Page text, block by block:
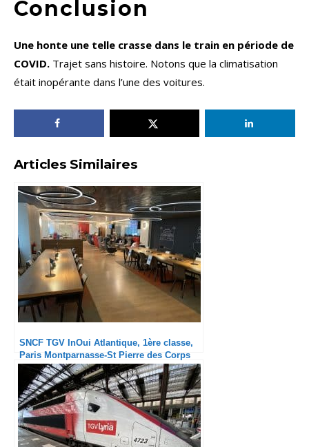
Conclusion
Une honte une telle crasse dans le train en période de
COVID. Trajet sans histoire. Notons que la climatisation
était inopérante dans l’une des voitures.
Articles Similaires
SNCF TGV InOui Atlantique, 1ère classe,
Paris Montparnasse-St Pierre des Corps